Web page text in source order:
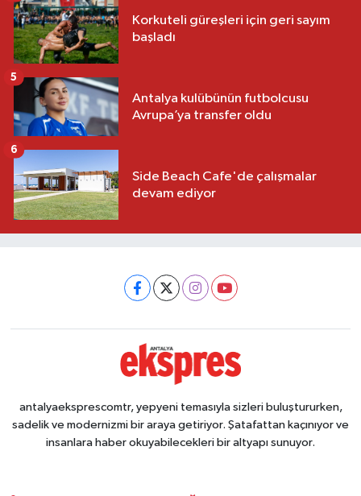
Korkuteli güreşleri için geri sayım
başladı
Antalya kulübünün futbolcusu
Avrupa’ya transfer oldu
5
Side Beach Cafe'de çalışmalar
devam ediyor
6
antalyaeksprescomtr, yepyeni temasıyla sizleri buluştururken,
sadelik ve modernizmi bir araya getiriyor. Şatafattan kaçınıyor ve
insanlara haber okuyabilecekleri bir altyapı sunuyor.